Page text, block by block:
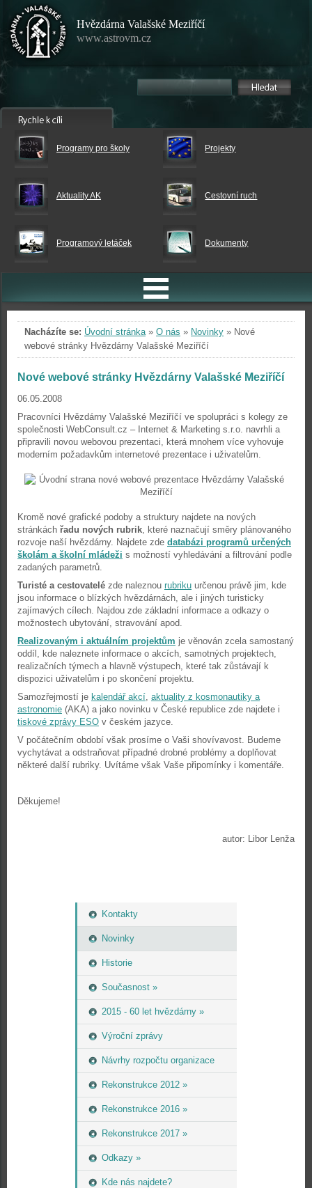
Hvězdárna Valašské Meziříčí
www.astrovm.cz
Programy pro školy Projekty
Aktuality AK Cestovní ruch
Programový letáček Dokumenty
Kontakty
Novinky
Historie
Současnost »
2015 - 60 let hvězdárny »
Výroční zprávy
Návrhy rozpočtu organizace
Rekonstrukce 2012 »
Rekonstrukce 2016 »
Rekonstrukce 2017 »
Odkazy »
Kde nás najdete?
Nacházíte se: Úvodní stránka» O nás » Novinky » Nové
webové stránky Hvězdárny Valašské Meziříčí
Nové webové stránky Hvězdárny Valašské Meziříčí
06.05.2008
Pracovníci Hvězdárny Valašské Meziříčí ve spolupráci s kolegy ze
společnosti WebConsult.cz – Internet & Marketing s.r.o. navrhli a
připravili novou webovou prezentaci, která mnohem více vyhovuje
moderním požadavkům internetové prezentace i uživatelům.
Kromě nové grafické podoby a struktury najdete na nových
stránkách řadu nových rubrik, které naznačují směry plánovaného
rozvoje naší hvězdárny. Najdete zde databázi programů určených
školám a školní mládeži s možností vyhledávání a filtrování podle
zadaných parametrů.
Turisté a cestovatelé zde naleznou rubriku určenou právě jim, kde
jsou informace o blízkých hvězdárnách, ale i jiných turisticky
zajímavých cílech. Najdou zde základní informace a odkazy o
možnostech ubytování, stravování apod.
Realizovaným i aktuálním projektům je věnován zcela samostaný
oddíl, kde naleznete informace o akcích, samotných projektech,
realizačních týmech a hlavně výstupech, které tak zůstávají k
dispozici uživatelům i po skončení projektu.
Samozřejmostí je kalendář akcí, aktuality z kosmonautiky a
astronomie (AKA) a jako novinku v České republice zde najdete i
tiskové zprávy ESO v českém jazyce.
V počátečním období však prosíme o Vaši shovívavost. Budeme
vychytávat a odstraňovat případné drobné problémy a doplňovat
některé další rubriky. Uvítáme však Vaše připomínky i komentáře.
Děkujeme!
autor: Libor Lenža